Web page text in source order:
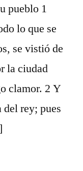
pueblo 1
lo que se
se vistió de
la ciudad
clamor. 2 Y
del rey; pues